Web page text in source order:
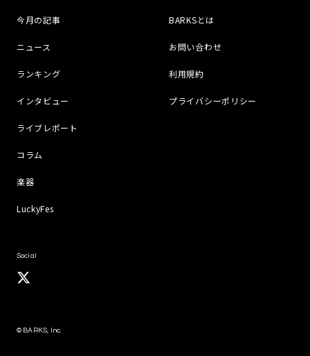
今月の記事
ニュース
ランキング
インタビュー
ライブレポート
コラム
楽器
LuckyFes
BARKSとは
お問い合わせ
利用規約
プライバシーポリシー
Social
© BARKS, Inc.